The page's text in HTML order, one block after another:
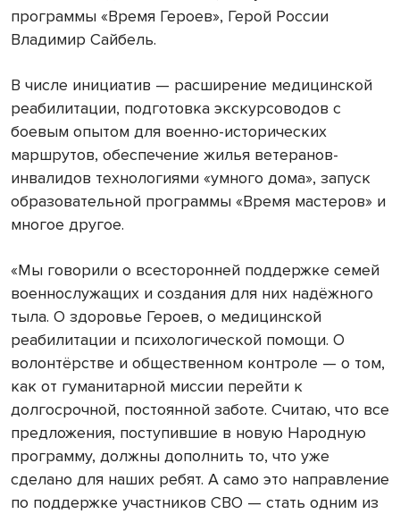
программы «Время Героев», Герой России
Владимир Сайбель.
В числе инициатив — расширение медицинской
реабилитации, подготовка экскурсоводов с
боевым опытом для военно-исторических
маршрутов, обеспечение жилья ветеранов-
инвалидов технологиями «умного дома», запуск
образовательной программы «Время мастеров» и
многое другое.
«Мы говорили о всесторонней поддержке семей
военнослужащих и создания для них надёжного
тыла. О здоровье Героев, о медицинской
реабилитации и психологической помощи. О
волонтёрстве и общественном контроле — о том,
как от гуманитарной миссии перейти к
долгосрочной, постоянной заботе. Считаю, что все
предложения, поступившие в новую Народную
программу, должны дополнить то, что уже
сделано для наших ребят. А само это направление
по поддержке участников СВО — стать одним из